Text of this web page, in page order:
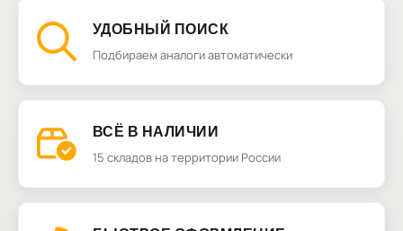
УДОБНЫЙ ПОИСК
Подбираем аналоги автоматически
ВСЁ В НАЛИЧИИ
15 складов на территории России